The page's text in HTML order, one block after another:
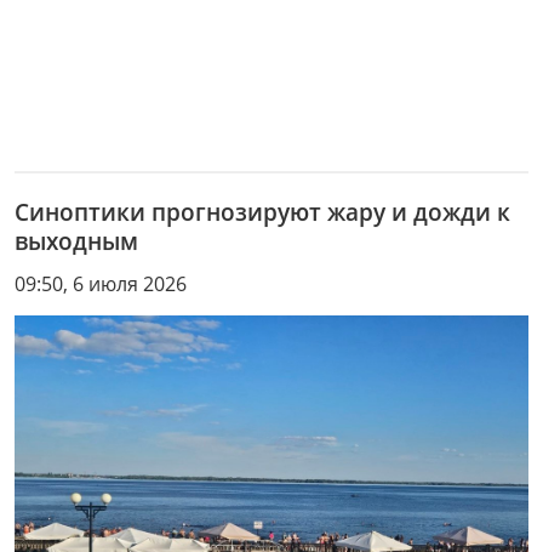
Синоптики прогнозируют жару и дожди к
выходным
09:50, 6 июля 2026